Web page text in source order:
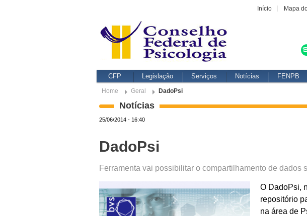
Início Mapa
CFP Legislação Serviços Notícias FENPB
Home Geral DadoPsi
Notícias
25/06/2014 - 16:40
DadoPsi
Ferramenta vai possibilitar o compartilhamento de dados
O DadoPsi,
repositório
na área de